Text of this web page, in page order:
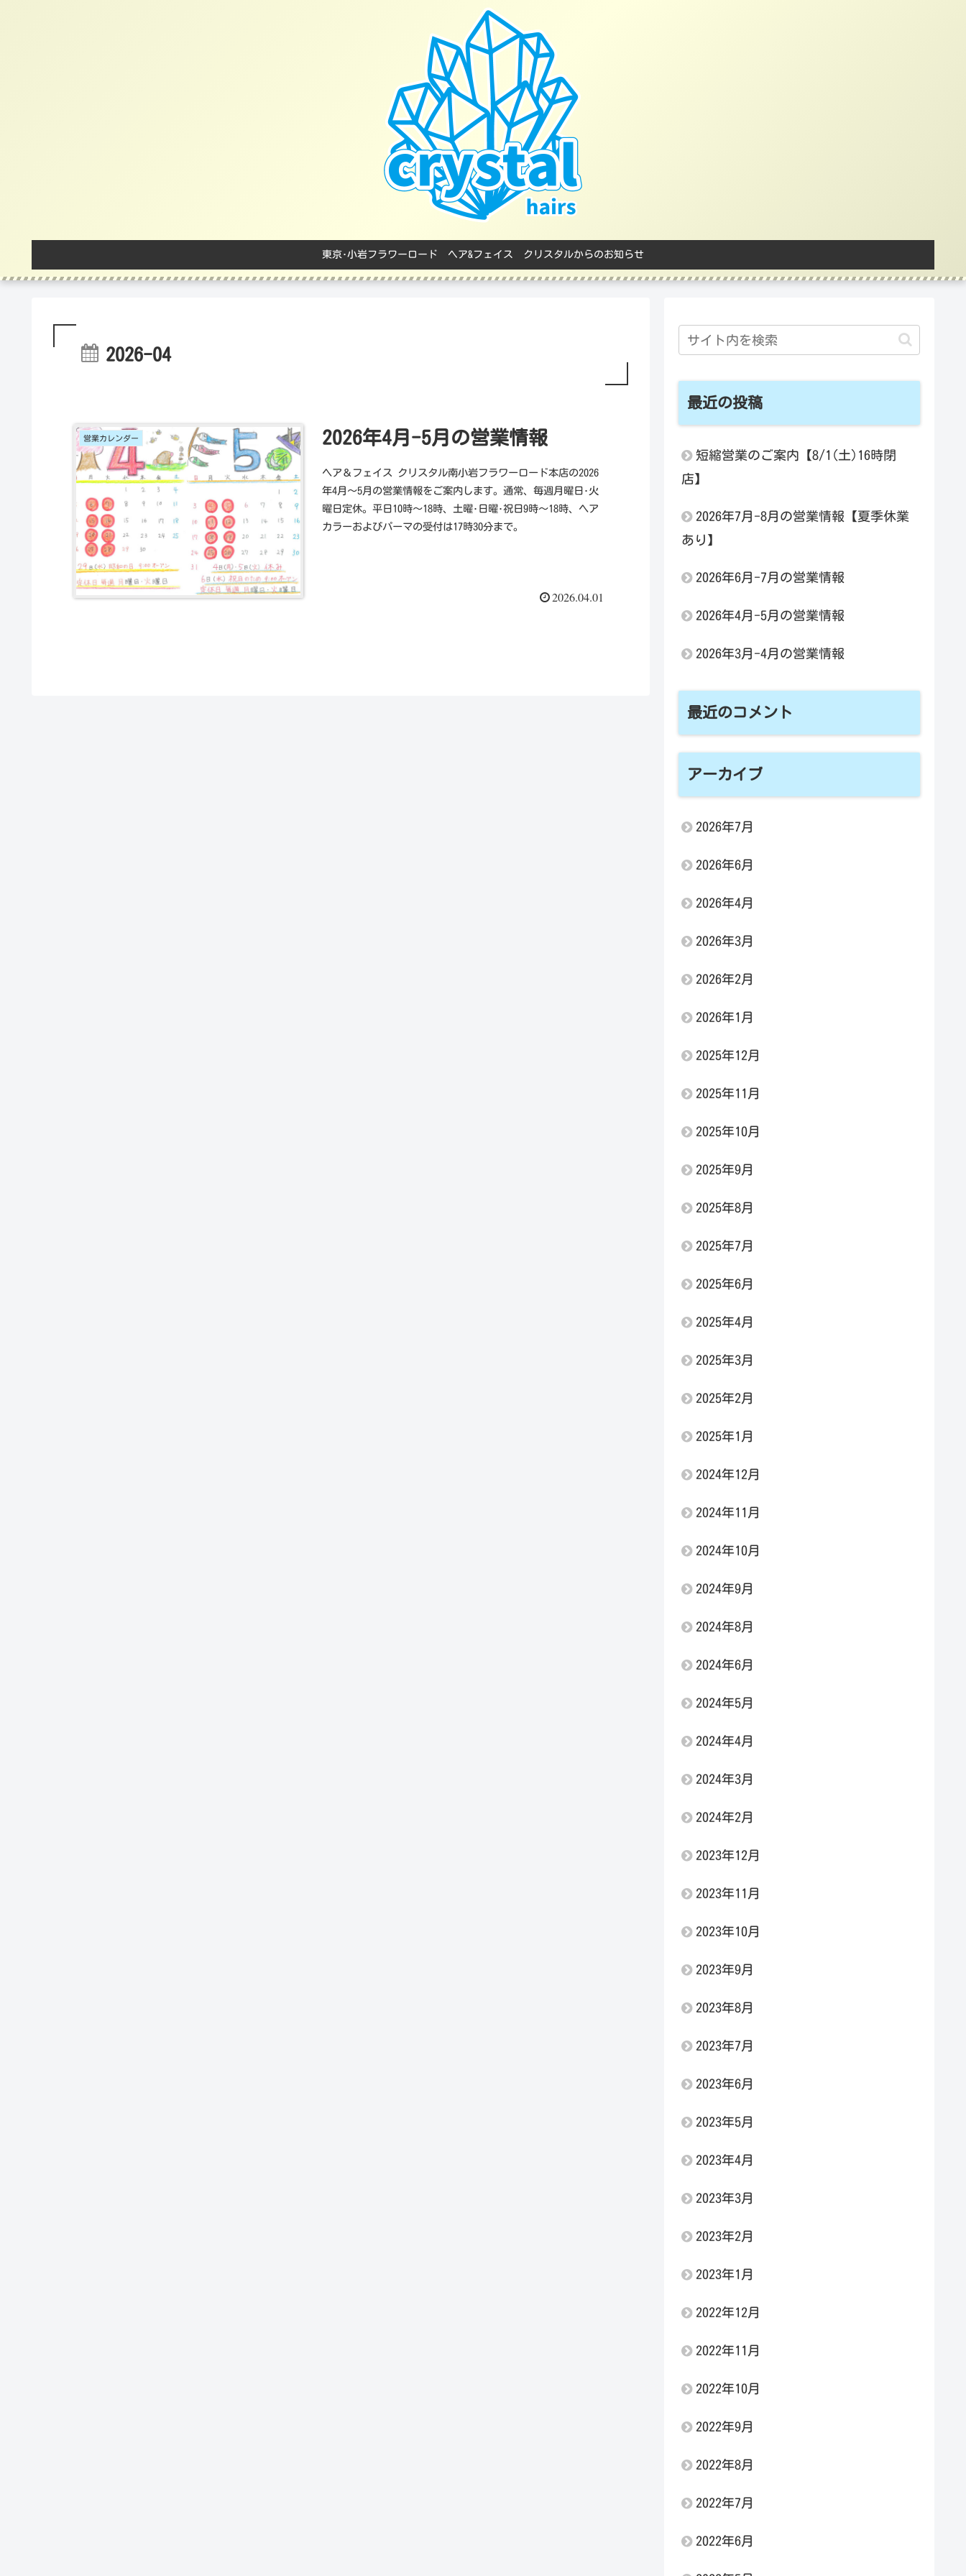
東京･小岩フラワーロード ヘア&フェイス クリスタルからのお知らせ
2026-04
営業カレンダー 2026年4月-5月の営業情報
ヘア＆フェイス クリスタル南小岩フラワーロード本店の2026
年4月～5月の営業情報をご案内します。通常、毎週月曜日･火
曜日定休。平日10時～18時、土曜･日曜･祝日9時～18時、ヘア
カラーおよびパーマの受付は17時30分まで。
2026.04.01
最近の投稿
短縮営業のご案内【8/1(土)16時閉
店】
2026年7月-8月の営業情報【夏季休業
あり】
2026年6月-7月の営業情報
2026年4月-5月の営業情報
2026年3月-4月の営業情報
最近のコメント
アーカイブ
2026年7月
2026年6月
2026年4月
2026年3月
2026年2月
2026年1月
2025年12月
2025年11月
2025年10月
2025年9月
2025年8月
2025年7月
2025年6月
2025年4月
2025年3月
2025年2月
2025年1月
2024年12月
2024年11月
2024年10月
2024年9月
2024年8月
2024年6月
2024年5月
2024年4月
2024年3月
2024年2月
2023年12月
2023年11月
2023年10月
2023年9月
2023年8月
2023年7月
2023年6月
2023年5月
2023年4月
2023年3月
2023年2月
2023年1月
2022年12月
2022年11月
2022年10月
2022年9月
2022年8月
2022年7月
2022年6月